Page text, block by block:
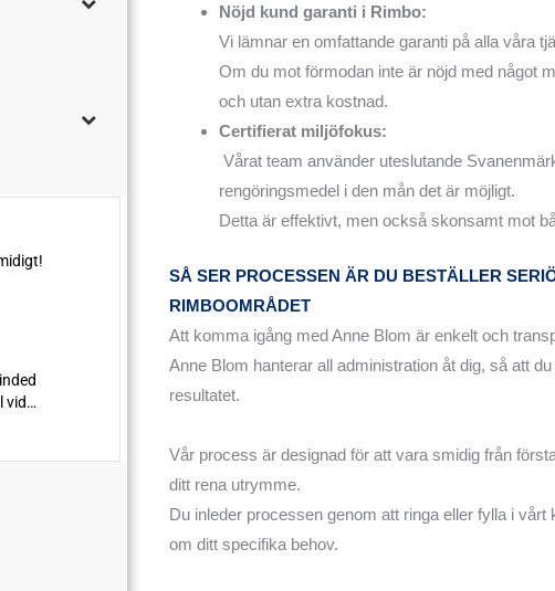
Nöjd kund garanti i Rimbo:
Vi lämnar en omfattande garanti på alla våra
Om du mot förmodan inte är nöjd med något
och utan extra kostnad.
Certifierat miljöfokus:
Vårat team använder uteslutande
rengöringsmedel i den mån det är möjligt.
Detta är effektivt, men också skonsamt mot
SÅ SER PROCESSEN ÄR DU BESTÄLLER
RIMBOOMRÅDET
Att komma igång med Anne Blom är enkelt och
Anne Blom hanterar all administration åt dig, så att
resultatet.
Vår process är designad för att vara smidig från
ditt rena utrymme.
Du inleder processen genom att ringa eller fylla i
om ditt specifika behov.